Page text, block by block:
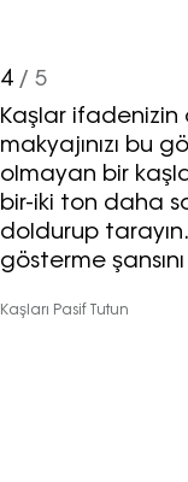
A.Ş.
amaçlı
4/ 5
Kaşlar ifadenizin
makyajınızı bu
olmayan bir
bir-iki ton daha
doldurup tarayın.
gösterme
Kaşları Pasif Tutun